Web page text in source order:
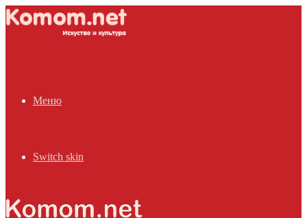
Меню
Switch skin